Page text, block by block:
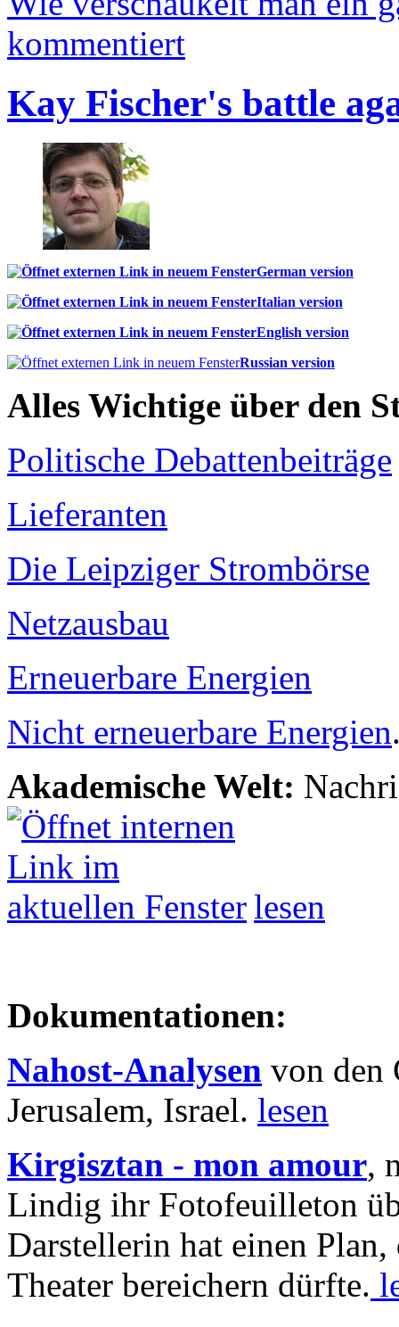
kommentiert
Kay Fischer's battle
German version
Italian version
English version
Russian version
Alles Wichtige über den
Politische Debattenbeiträge
Lieferanten
Die Leipziger Strombörse
Netzausbau
Erneuerbare Energien
Nicht erneuerbare Energien
Akademische Welt:
lesen
Dokumentationen:
Nahost-Analysen von den
Jerusalem, Israel. lesen
Kirgisztan - mon amour,
Lindig ihr Fotofeuilleton
Darstellerin hat einen Plan,
Theater bereichern dürfte.